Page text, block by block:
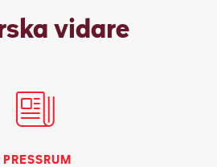
vidare
PRESSRUM